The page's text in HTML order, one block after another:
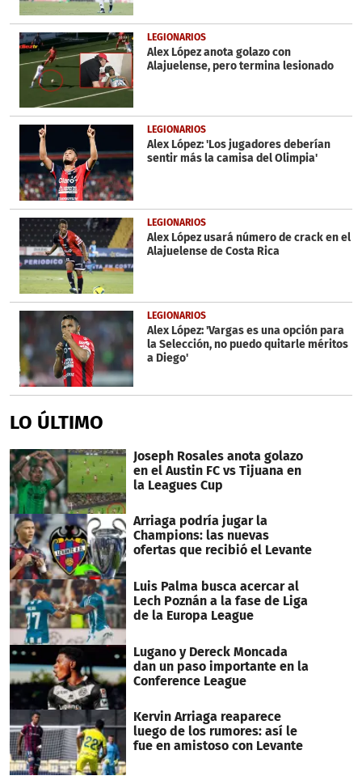
LEGIONARIOS
Alex López anota golazo con
Alajuelense, pero termina lesionado
LEGIONARIOS
Alex López: 'Los jugadores deberían
sentir más la camisa del Olimpia'
LEGIONARIOS
Alex López usará número de crack en el
Alajuelense de Costa Rica
LEGIONARIOS
Alex López: 'Vargas es una opción para
la Selección, no puedo quitarle méritos
a Diego'
LO ÚLTIMO
Joseph Rosales anota golazo
en el Austin FC vs Tijuana en
la Leagues Cup
Arriaga podría jugar la
Champions: las nuevas
ofertas que recibió el Levante
Luis Palma busca acercar al
Lech Poznán a la fase de Liga
de la Europa League
Lugano y Dereck Moncada
dan un paso importante en la
Conference League
Kervin Arriaga reaparece
luego de los rumores: así le
fue en amistoso con Levante